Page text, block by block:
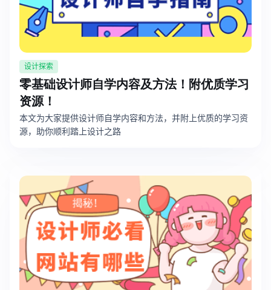
设计探索
零基础设计师自学内容及方法！附优质学习
资源！
本文为大家提供设计师自学内容和方法，并附上优质的学习资
源，助你顺利踏上设计之路